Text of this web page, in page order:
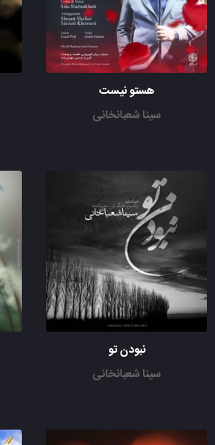
هستو نیست
سینا شعبانخانی
نبودن تو
سینا شعبانخانی